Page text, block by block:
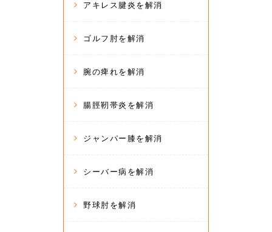
アキレス腱炎を解消
ゴルフ肘を解消
腕の痺れを解消
腸脛靭帯炎を解消
ジャンパー膝を解消
シーバー病を解消
野球肘を解消